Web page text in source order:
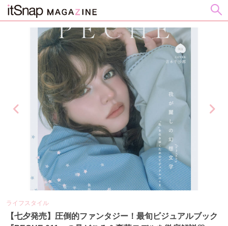
ライフスタイル
【七夕発売】圧倒的ファンタジー！最旬ビジュアルブック